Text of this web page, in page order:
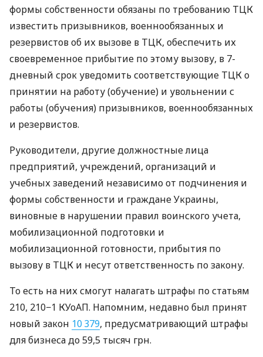
формы собственности обязаны по требованию ТЦК
известить призывников, военнообязанных и
резервистов об их вызове в ТЦК, обеспечить их
своевременное прибытие по этому вызову, в 7-
дневный срок уведомить соответствующие ТЦК о
принятии на работу (обучение) и увольнении с
работы (обучения) призывников, военнообязанных
и резервистов.
Руководители, другие должностные лица
предприятий, учреждений, организаций и
учебных заведений независимо от подчинения и
формы собственности и граждане Украины,
виновные в нарушении правил воинского учета,
мобилизационной подготовки и
мобилизационной готовности, прибытия по
вызову в ТЦК и несут ответственность по закону.
То есть на них смогут налагать штрафы по статьям
210, 210−1 КУоАП. Напомним, недавно был принят
новый закон 10 379, предусматривающий штрафы
для бизнеса до 59,5 тысяч грн.